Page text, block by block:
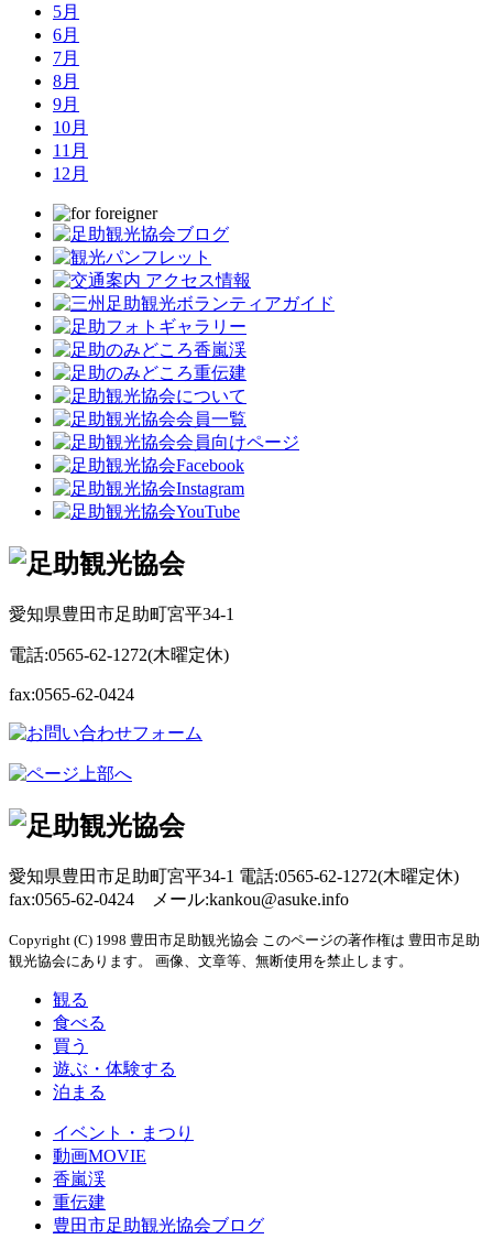
5月
6月
7月
8月
9月
10月
11月
12月
愛知県豊田市足助町宮平34-1
電話:0565-62-1272(木曜定休)
fax:0565-62-0424
愛知県豊田市足助町宮平34-1 電話:0565-62-1272(木曜定休)
fax:0565-62-0424 メール:kankou@asuke.info
Copyright (C) 1998 豊田市足助観光協会 このページの著作権は 豊田市足助
観光協会にあります。 画像、文章等、無断使用を禁止します。
観る
食べる
買う
遊ぶ・体験する
泊まる
イベント・まつり
動画MOVIE
香嵐渓
重伝建
豊田市足助観光協会ブログ